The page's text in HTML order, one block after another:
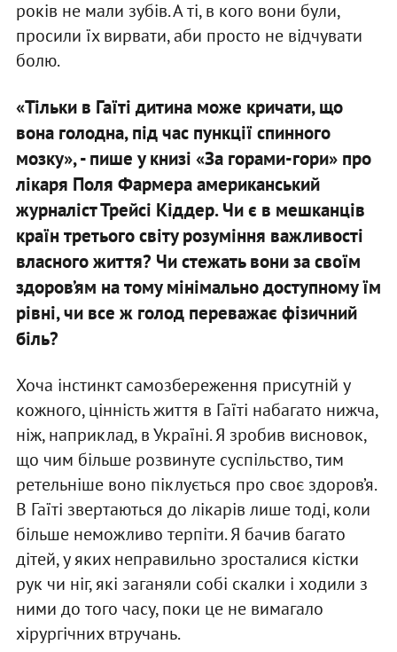
років не мали зубів. А ті, в кого вони були,
просили їх вирвати, аби просто не відчувати
болю.
«Тільки в Гаїті дитина може кричати, що
вона голодна, під час пункції спинного
мозку», - пише у книзі «За горами-гори» про
лікаря Поля Фармера американський
журналіст Трейсі Кіддер. Чи є в мешканців
країн третього світу розуміння важливості
власного життя? Чи стежать вони за своїм
здоров’ям на тому мінімально доступному їм
рівні, чи все ж голод переважає фізичний
біль?
Хоча інстинкт самозбереження присутній у
кожного, цінність життя в Гаїті набагато нижча,
ніж, наприклад, в Україні. Я зробив висновок,
що чим більше розвинуте суспільство, тим
ретельніше воно піклується про своє здоров’я.
В Гаїті звертаються до лікарів лише тоді, коли
більше неможливо терпіти. Я бачив багато
дітей, у яких неправильно зросталися кістки
рук чи ніг, які заганяли собі скалки і ходили з
ними до того часу, поки це не вимагало
хірургічних втручань.